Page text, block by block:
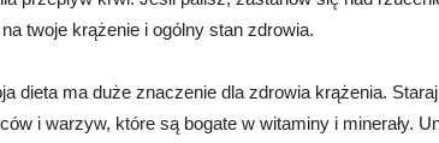
twoje krążenie i ogólny stan zdrowia.
dieta ma duże znaczenie dla zdrowia krążenia.
i warzyw, które są bogate w witaminy i minerały.